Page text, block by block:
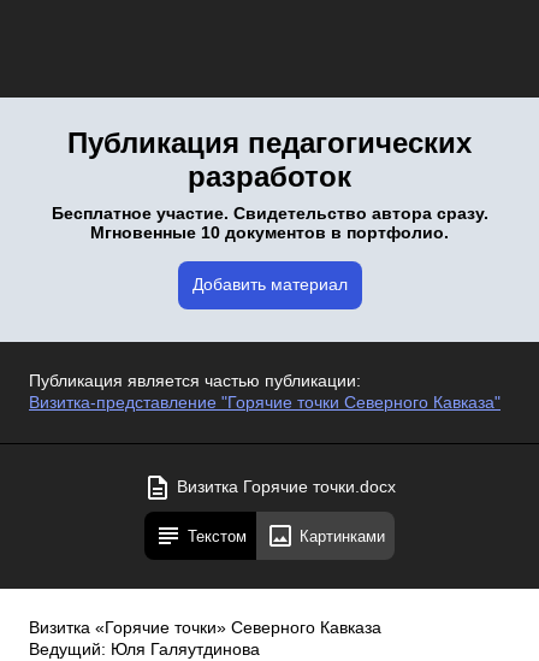
Публикация педагогических
разработок
Бесплатное участие. Свидетельство автора сразу.
Мгновенные 10 документов в портфолио.
Добавить материал
Публикация является частью публикации:
Визитка-представление "Горячие точки Северного Кавказа"
Визитка Горячие точки.docx
Текстом Картинками
Визитка «Горячие точки» Северного Кавказа
Ведущий: Юля Галяутдинова